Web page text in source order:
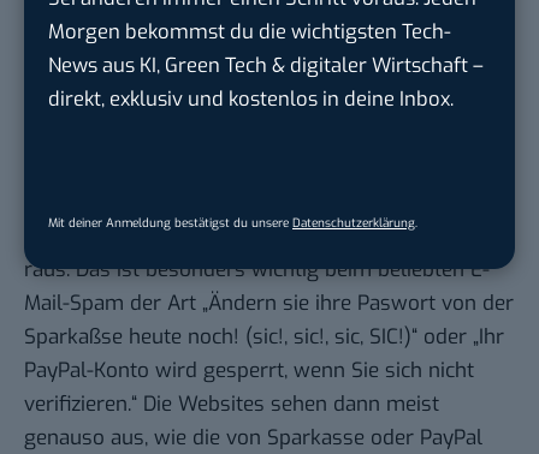
Morgen bekommst du die wichtigsten Tech-
News aus KI, Green Tech & digitaler Wirtschaft –
direkt, exklusiv und kostenlos in deine Inbox.
Mit deiner Anmeldung bestätigst du unsere Datenschutzerklärung.
halten, die meine Daten abfangen wollen. Tun sie es
trotzdem, bekommen sie nur Zeichensalat zu sehen
– ätsch.
Angemessen kritisch sein!
wäre PayPal, aber kein Zertifikat vorweisen kann, ist
raus. Das ist besonders wichtig beim beliebten E-
Mail-Spam der Art „Ändern sie ihre Paswort von der
Sparkaßse heute noch! (sic!, sic!, sic, SIC!)“ oder „Ihr
PayPal-Konto wird gesperrt, wenn Sie sich nicht
verifizieren.“ Die Websites sehen dann meist
genauso aus, wie die von Sparkasse oder PayPal